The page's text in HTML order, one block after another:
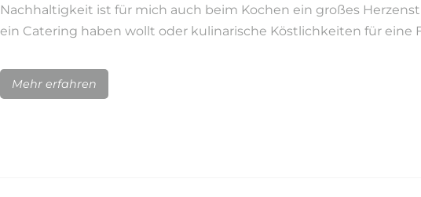
Nachhaltigkeit ist für mich auch beim Kochen ein großes
ein Catering haben wollt oder kulinarische Köstlichkeiten für
Mehr erfahren